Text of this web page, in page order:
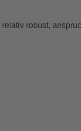
relativ robust,